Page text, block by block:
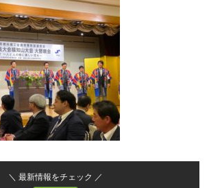
＼ 最新情報をチェック ／